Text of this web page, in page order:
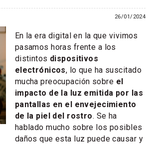
26/01/2024
En la era digital en la que vivimos
pasamos horas frente a los
distintos dispositivos
electrónicos, lo que ha suscitado
mucha preocupación sobre el
impacto de la luz emitida por las
pantallas en el envejecimiento
de la piel del rostro. Se ha
hablado mucho sobre los posibles
daños que esta luz puede causar y